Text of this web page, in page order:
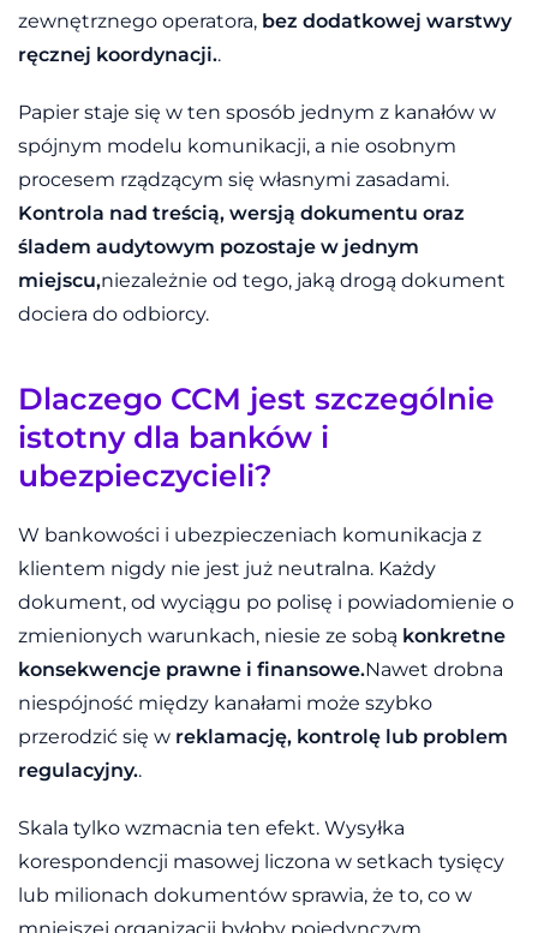
zewnętrznego operatora, bez dodatkowej warstwy
ręcznej koordynacji..
Papier staje się w ten sposób jednym z kanałów w
spójnym modelu komunikacji, a nie osobnym
procesem rządzącym się własnymi zasadami.
Kontrola nad treścią, wersją dokumentu oraz
śladem audytowym pozostaje w jednym
miejscu,niezależnie od tego, jaką drogą dokument
dociera do odbiorcy.
Dlaczego CCM jest szczególnie
istotny dla banków i
ubezpieczycieli?
W bankowości i ubezpieczeniach komunikacja z
klientem nigdy nie jest już neutralna. Każdy
dokument, od wyciągu po polisę i powiadomienie o
zmienionych warunkach, niesie ze sobą konkretne
konsekwencje prawne i finansowe.Nawet drobna
niespójność między kanałami może szybko
przerodzić się w reklamację, kontrolę lub problem
regulacyjny..
Skala tylko wzmacnia ten efekt. Wysyłka
korespondencji masowej liczona w setkach tysięcy
lub milionach dokumentów sprawia, że to, co w